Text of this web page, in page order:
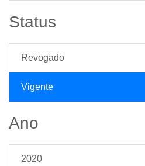
Status
Revogado
Vigente
Ano
2020